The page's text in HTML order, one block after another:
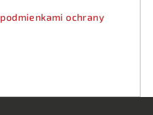
podmienkami ochrany